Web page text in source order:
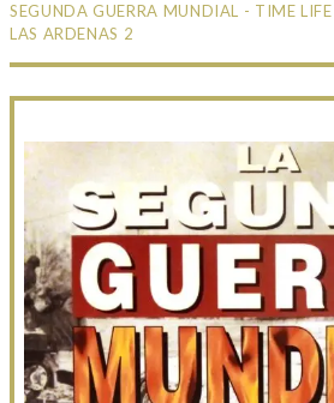
SEGUNDA GUERRA MUNDIAL - TIME
LAS ARDENAS 2